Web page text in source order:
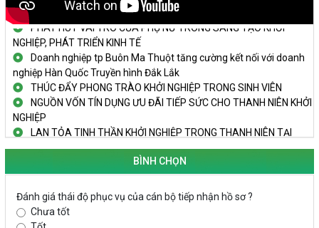
TẬP THỂ
PHÁT HUY VAI TRÒ CỦA PHỤ NỮ TRONG SÁNG TẠO KHỞI
NGHIỆP, PHÁT TRIỂN KINH TẾ
Doanh nghiệp tp Buôn Ma Thuột tăng cường kết nối với doanh
nghiệp Hàn Quốc Truyền hình Đắk Lắk
THÚC ĐẨY PHONG TRÀO KHỞI NGHIỆP TRONG SINH VIÊN
NGUỒN VỐN TÍN DỤNG ƯU ĐÃI TIẾP SỨC CHO THANH NIÊN KHỞI
NGHIỆP
LAN TỎA TINH THẦN KHỞI NGHIỆP TRONG THANH NIÊN TẠI
HUYỆN KRÔNG PẮC
KHỞI NGHIỆP VỚI MÔ HÌNH NUÔI ỐC NHỒI
NHÌN LẠI HOẠT ĐỘNG KHỞI NGHIỆP ĐẮK LẮK GIAI ĐOẠN 2018-
KHAI MẠC TECHFEST 2024
BÌNH CHỌN
Đánh giá thái độ phục vụ của cán bộ tiếp nhận hồ sơ ?
Chưa tốt